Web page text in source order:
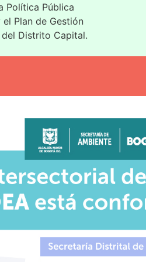
Política Pública
Plan de Gestión
Distrito Capital.